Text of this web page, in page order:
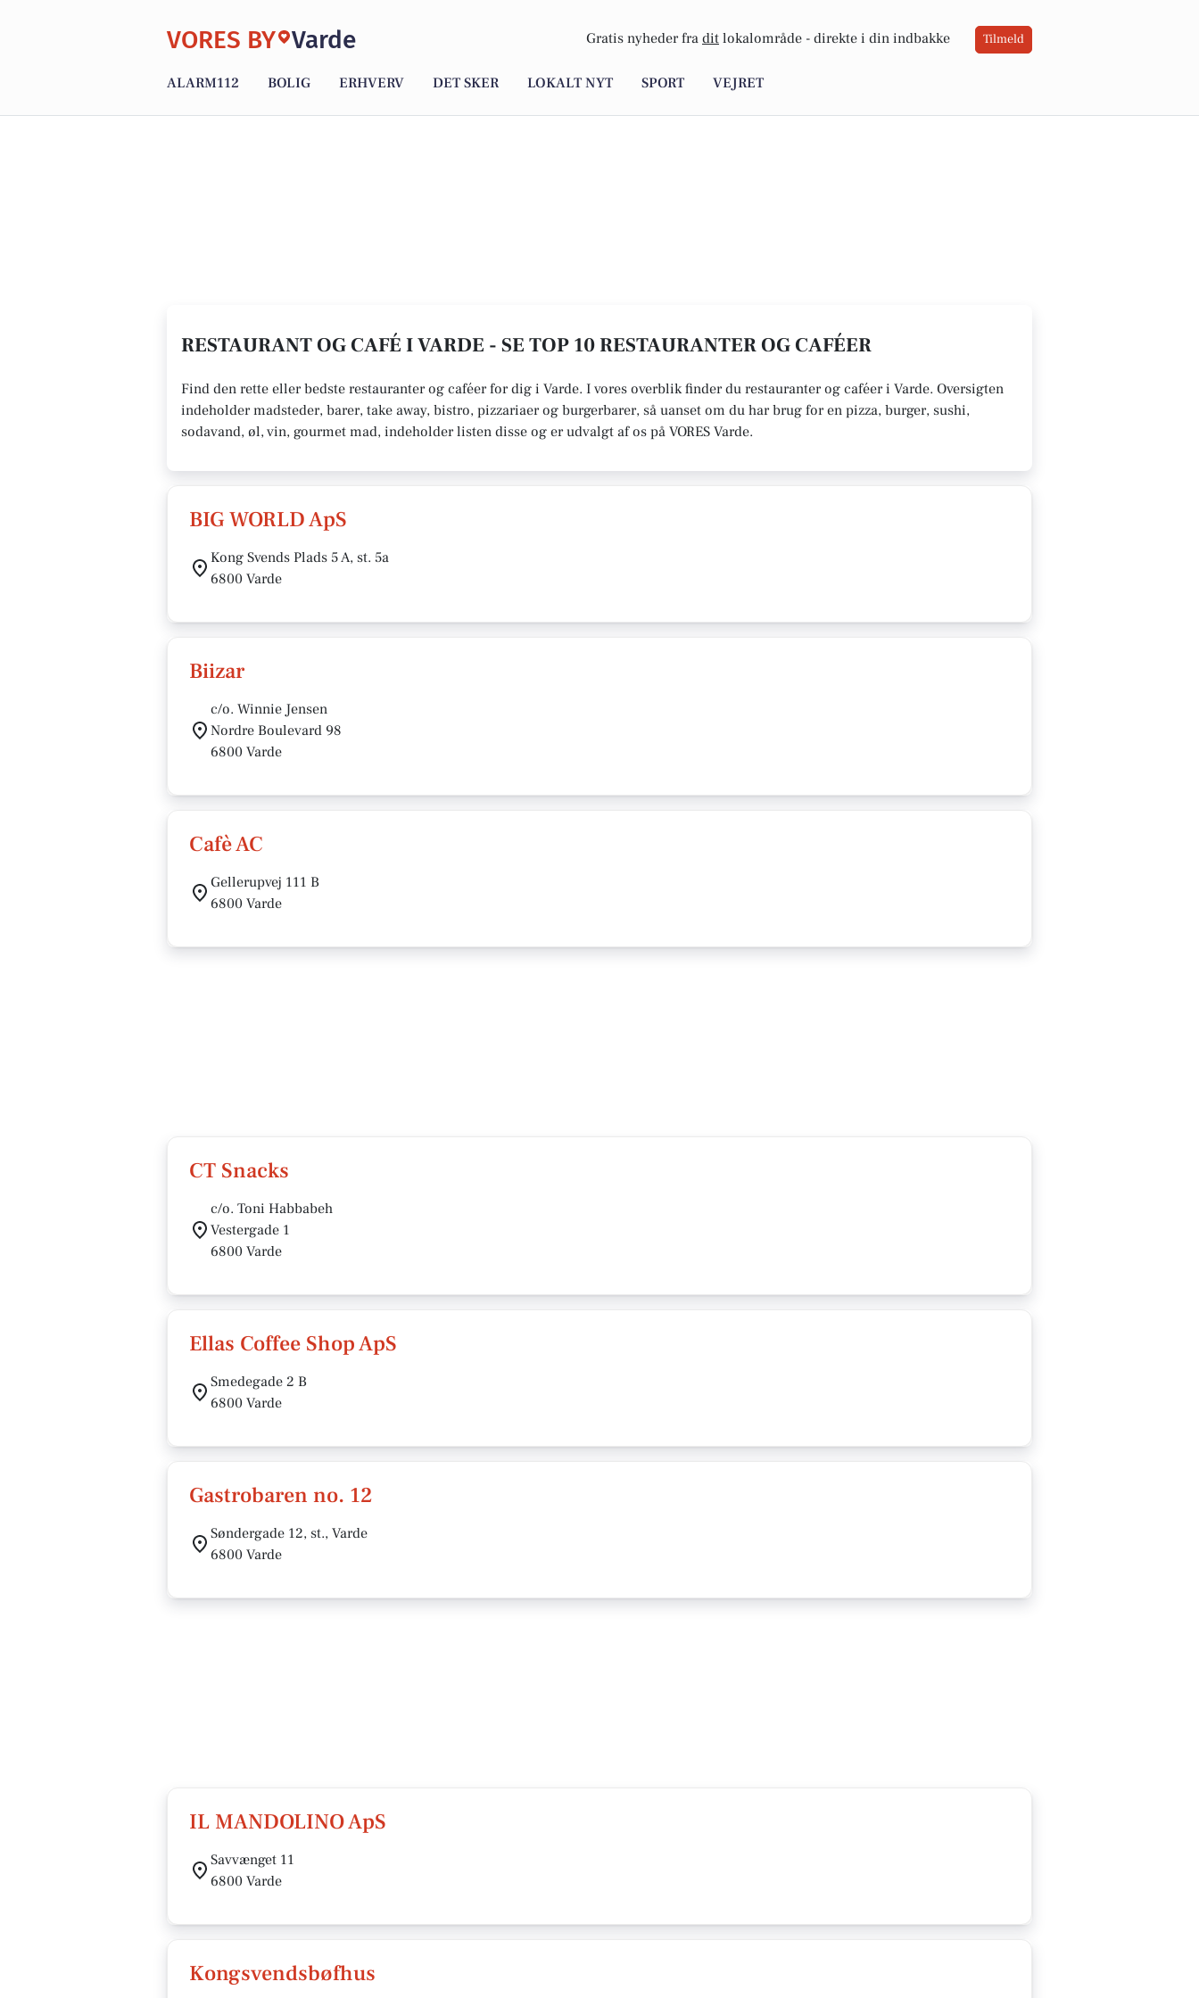
VORES BY Varde Gratis nyheder fra dit lokalområde - direkte i din indbakke Tilmeld
ALARM112 BOLIG ERHVERV DET SKER LOKALT NYT SPORT VEJRET
RESTAURANT OG CAFÉ I VARDE - SE TOP 10 RESTAURANTER OG CAFÉER
Find den rette eller bedste restauranter og caféer for dig i Varde. I vores overblik finder du restauranter og caféer i Varde. Oversigten
indeholder madsteder, barer, take away, bistro, pizzariaer og burgerbarer, så uanset om du har brug for en pizza, burger, sushi,
sodavand, øl, vin, gourmet mad, indeholder listen disse og er udvalgt af os på VORES Varde.
BIG WORLD ApS
Kong Svends Plads 5 A, st. 5a
6800 Varde
Biizar
c/o. Winnie Jensen
Nordre Boulevard 98
6800 Varde
Cafè AC
Gellerupvej 111 B
6800 Varde
CT Snacks
c/o. Toni Habbabeh
Vestergade 1
6800 Varde
Ellas Coffee Shop ApS
Smedegade 2 B
6800 Varde
Gastrobaren no. 12
Søndergade 12, st., Varde
6800 Varde
IL MANDOLINO ApS
Savvænget 11
6800 Varde
Kongsvendsbøfhus